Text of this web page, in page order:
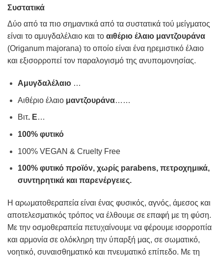
Συστατικά
Δύο από τα πιο σημαντικά από τα συστατικά τού μείγματος
είναι το αμυγδαλέλαιο και το αιθέριο έλαιο μαντζουράνα
(Origanum majorana) το οποίο είναι ένα ηρεμιστικό έλαιο
και εξισορροπεί τον παραλογισμό της ανυπομονησίας.
Αμυγδαλέλαιο…
Αιθέριο έλαιο μαντζουράνα……
Βιτ. E…
100% φυτικό
100% VEGAN & Cruelty Free
100% φυτικό προϊόν, χωρίς parabens, πετροχημικά,
συντηρητικά και παρενέργειες.
Η αρωματοθεραπεία είναι ένας φυσικός, αγνός, άμεσος και
αποτελεσματικός τρόπος να έλθουμε σε επαφή με τη φύση.
Με την οσμοθεραπεία πετυχαίνουμε να φέρουμε ισορροπία
και αρμονία σε ολόκληρη την ύπαρξή μας, σε σωματικό,
νοητικό, συναισθηματικό και πνευματικό επίπεδο. Με τη